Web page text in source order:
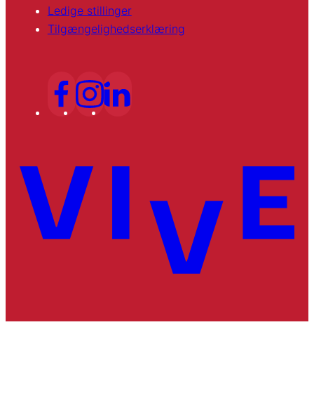
Ledige stillinger
Tilgængelighedserklæring